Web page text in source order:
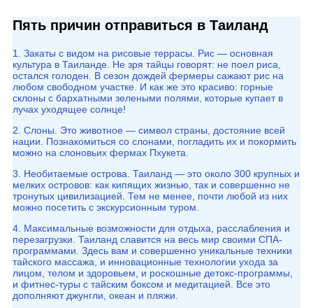
Пять причин отправиться в Таиланд
1. Закаты с видом на рисовые террасы. Рис — основная
культура в Таиланде. Не зря тайцы говорят: не поел риса,
остался голоден. В сезон дождей фермеры сажают рис на
любом свободном участке. И как же это красиво: горные
склоны с бархатными зелеными полями, которые купает в
лучах уходящее солнце!
2. Слоны. Это животное — символ страны, достояние всей
нации. Познакомиться со слонами, погладить их и покормить
можно на слоновьих фермах Пхукета.
3. Необитаемые острова. Таиланд — это около 300 крупных и
мелких островов: как кипящих жизнью, так и совершенно не
тронутых цивилизацией. Тем не менее, почти любой из них
можно посетить с экскурсионным туром.
4. Максимальные возможности для отдыха, расслабления и
перезагрузки. Таиланд славится на весь мир своими СПА-
программами. Здесь вам и совершенно уникальные техники
тайского массажа, и инновационные технологии ухода за
лицом, телом и здоровьем, и роскошные детокс-программы,
и фитнес-туры с тайским боксом и медитацией. Все это
дополняют джунгли, океан и пляжи.